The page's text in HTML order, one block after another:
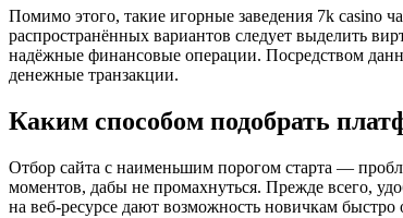
Помимо этого, такие игорные заведения 7k casino
распространённых вариантов следует выделить
надёжные финансовые операции. Посредством
денежные транзакции.
Каким способом подобрать
Отбор сайта с наименьшим порогом старта —
моментов, дабы не промахнуться. Прежде всего,
на веб-ресурсе дают возможность новичкам быстро